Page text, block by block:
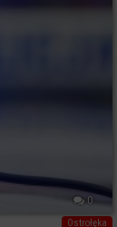
0
Ostrołęka